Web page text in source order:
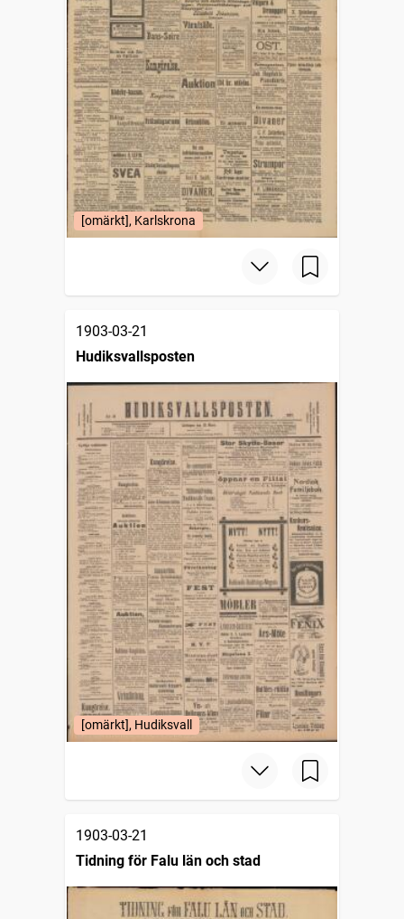
[omärkt], Karlskrona
1903-03-21
Hudiksvallsposten
[omärkt], Hudiksvall
1903-03-21
Tidning för Falu län och stad